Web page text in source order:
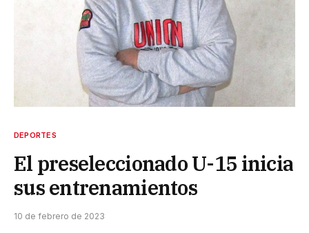
DEPORTES
El preseleccionado U-15 inicia
sus entrenamientos
10 de febrero de 2023